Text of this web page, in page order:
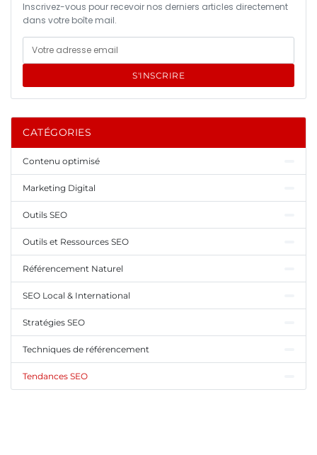
Inscrivez-vous pour recevoir nos derniers articles directement
dans votre boîte mail.
S'INSCRIRE
CATÉGORIES
Contenu optimisé
Marketing Digital
Outils SEO
Outils et Ressources SEO
Référencement Naturel
SEO Local & International
Stratégies SEO
Techniques de référencement
Tendances SEO